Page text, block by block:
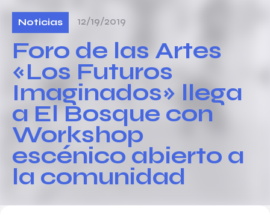
Noticias 12/19/2019
Foro de las Artes
«Los Futuros
Imaginados» llega
a El Bosque con
Workshop
escénico abierto a
la comunidad